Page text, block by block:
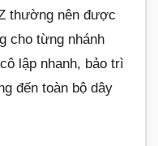
thường nên được
cho từng nhánh
lập nhanh, bảo trì
đến toàn bộ dây